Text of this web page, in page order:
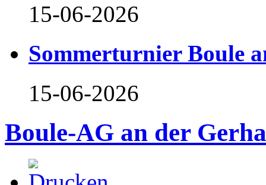
15-06-2026
Sommerturnier Boule
15-06-2026
Boule-AG an der